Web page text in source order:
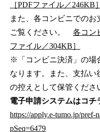
［PDFファイル／246KB］
また、各コンビニでの
ご覧ください。 各コン
ファイル／304KB］
※「コンビニ決済」の場
なります。また、支払
の控えとして保管くださ
電子申請システムはコチ
https://apply.e-tumo.jp/pref-
pSeq=6479